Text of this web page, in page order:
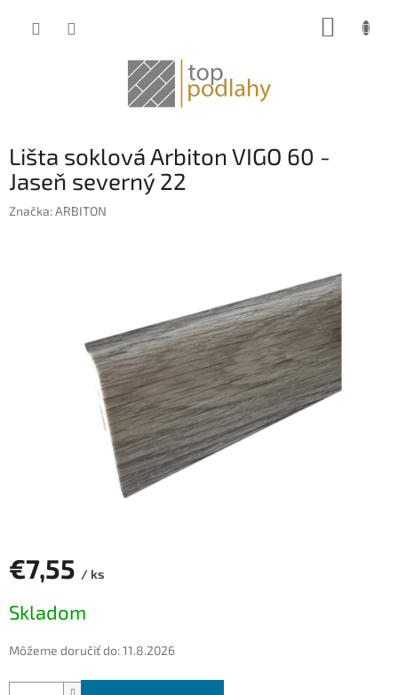
Lišta soklová Arbiton VIGO 60 -
Jaseň severný 22
Značka:ARBITON
€7,55 / ks
cena:
Skladom
Môžeme doručiť do:11.8.2026